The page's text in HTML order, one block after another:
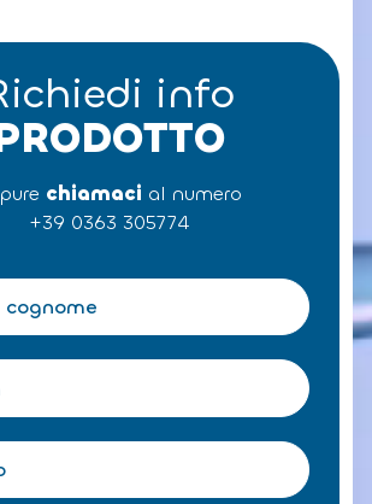
info
chiamaci al numero
+39 0363 305774